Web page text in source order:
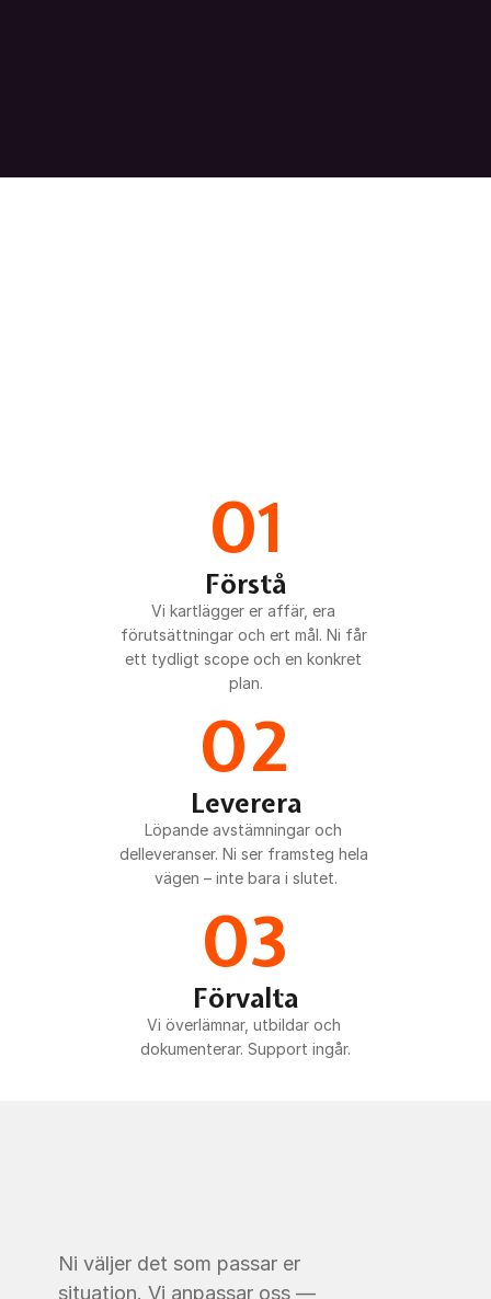
01
Förstå
Vi kartlägger er affär, era
förutsättningar och ert mål. Ni får
ett tydligt scope och en konkret
plan.
02
Leverera
Löpande avstämningar och
delleveranser. Ni ser framsteg hela
vägen – inte bara i slutet.
03
Förvalta
Vi överlämnar, utbildar och
dokumenterar. Support ingår.
Ni väljer det som passar er
situation. Vi anpassar oss —